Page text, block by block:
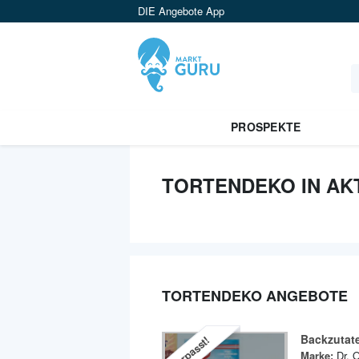
DIE Angebote App
PROSPEKTE
TORTENDEKO IN
TORTENDEKO ANGEBOTE
Marke: Dr.